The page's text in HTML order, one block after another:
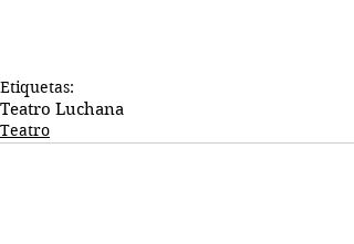
Etiquetas:
Teatro Luchana
Teatro